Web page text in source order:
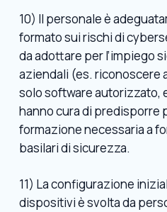
10) Il personale è
formato sui rischi di
da adottare per l’impiego
aziendali (es. riconoscere
solo software autorizzato,
hanno cura di predisporre
formazione necessaria a
basilari di sicurezza.
11) La configurazione
dispositivi è svolta da